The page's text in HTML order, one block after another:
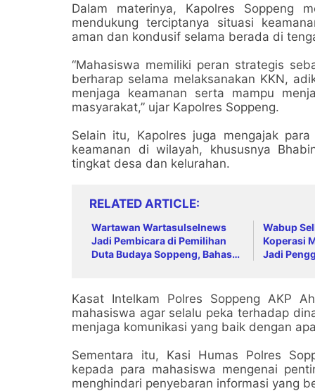
Dalam materinya, Kapolres Soppeng
mendukung terciptanya situasi
aman dan kondusif selama berada di
“Mahasiswa memiliki peran strategis
berharap selama melaksanakan KKN,
menjaga keamanan serta mampu
masyarakat,” ujar Kapolres Soppeng.
Selain itu, Kapolres juga mengajak
keamanan di wilayah, khususnya
tingkat desa dan kelurahan.
RELATED ARTICLE
Wartawan Wartasulselnews
Jadi Pembicara di Pemilihan
Duta Budaya Soppeng, Bahas
Wabup
Koperasi
Jadi
Kasat Intelkam Polres Soppeng AKP
mahasiswa agar selalu peka terhadap
menjaga komunikasi yang baik dengan
Sementara itu, Kasi Humas Polres
kepada para mahasiswa mengenai
menghindari penyebaran informasi yang